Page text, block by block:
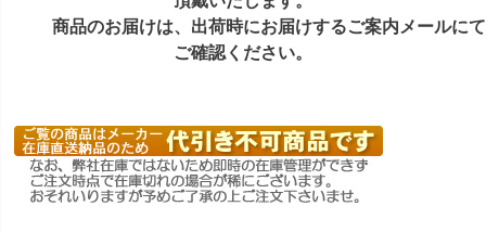
商品のお届けは、出荷時にお届けするご案内メールにて
ご確認ください。